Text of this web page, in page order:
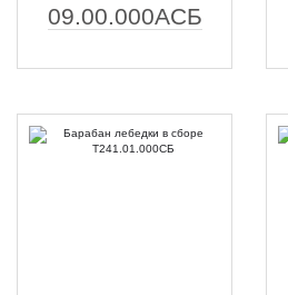
09.00.000АСБ